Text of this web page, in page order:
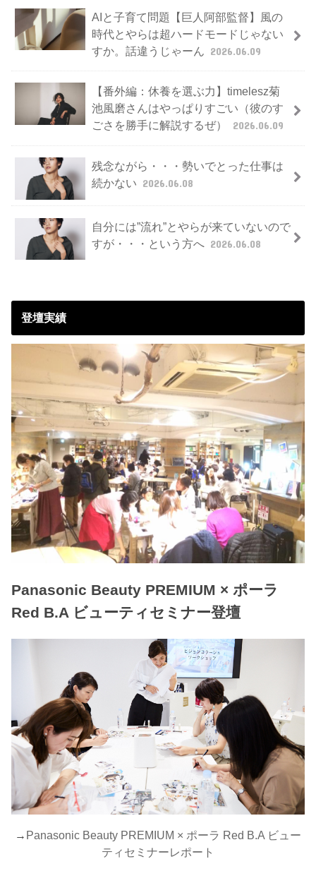
AIと子育て問題【巨人阿部監督】風の
時代とやらは超ハードモードじゃない
すか。話違うじゃーん
2026.06.09
【番外編：休養を選ぶ力】timelesz菊
池風磨さんはやっぱりすごい（彼のす
ごさを勝手に解説するぜ）
2026.06.09
残念ながら・・・勢いでとった仕事は
続かない 2026.06.08
自分には”流れ”とやらが来ていないので
すが・・・という方へ 2026.06.08
登壇実績
Panasonic Beauty PREMIUM × ポーラ
Red B.A ビューティセミナー登壇
→ Panasonic Beauty PREMIUM × ポーラ Red B.A ビュー
ティセミナーレポート